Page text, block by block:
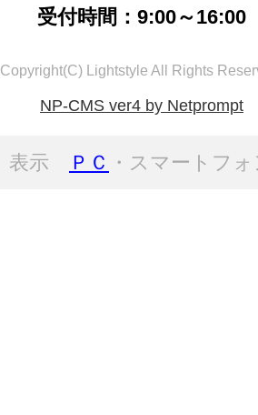
受付時間：9:00～16:00
Copyright(C) Lightstyle All Rights
NP-CMS ver4 by Netprompt
表示 ＰＣ ・スマートフ